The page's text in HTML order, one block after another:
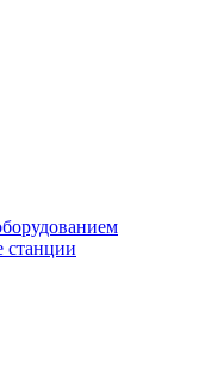
станции